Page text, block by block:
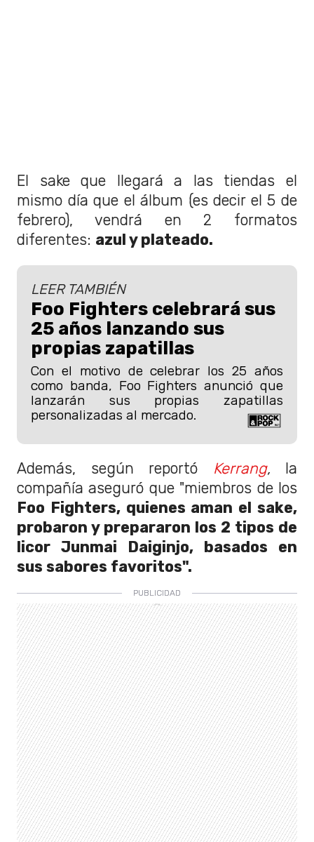
El sake que llegará a las tiendas el
mismo día que el álbum (es decir el 5 de
febrero), vendrá en 2 formatos
diferentes: azul y plateado.
LEER TAMBIÉN
Foo Fighters celebrará sus
25 años lanzando sus
propias zapatillas
Con el motivo de celebrar los 25 años
como banda, Foo Fighters anunció que
lanzarán sus propias zapatillas
personalizadas al mercado.
Además, según reportó Kerrang, la
compañía aseguró que "miembros de los
Foo Fighters, quienes aman el sake,
probaron y prepararon los 2 tipos de
licor Junmai Daiginjo, basados en
sus sabores favoritos".